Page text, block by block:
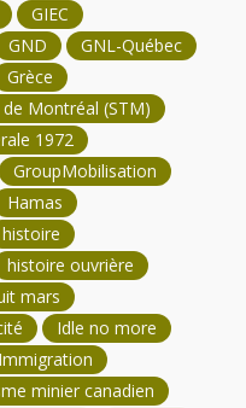
GIEC
GND
GNL-Québec
Grèce
Montréal (STM)
1972
GroupMobilisation
Hamas
histoire
histoire ouvrière
mars
Idle no more
Immigration
minier canadien